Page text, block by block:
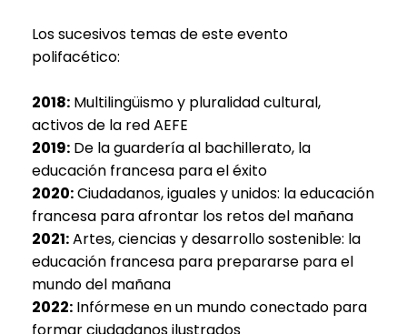
Los sucesivos temas de este evento
polifacético:
2018: Multilingüismo y pluralidad cultural,
activos de la red AEFE
2019: De la guardería al bachillerato, la
educación francesa para el éxito
2020:Ciudadanos, iguales y unidos: la educación
francesa para afrontar los retos del mañana
2021:Artes, ciencias y desarrollo sostenible: la
educación francesa para prepararse para el
mundo del mañana
2022: Infórmese en un mundo conectado para
formar ciudadanos ilustrados